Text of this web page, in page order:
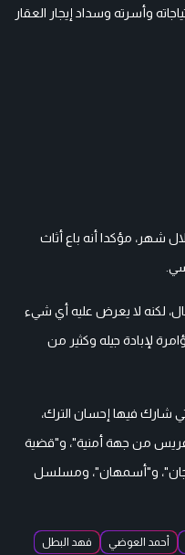
وأسرته وسداد إيجار العقار
شهر، مؤكدا أنه باع أثاث
لكنه لا يعرض عليه أي شيء
لإبادة جيله وكثير من
شارك فيها إحسان الترك،
من جهة أمنية"، و"قضية
و"أسمهان"، ومسلسل
أحمد العوضي فهد البطل